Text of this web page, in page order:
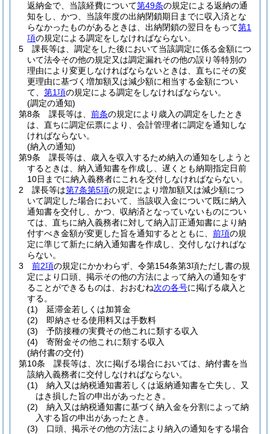
返納金で、当該経費について第49条の規定による返納の通
知をし、かつ、当該年度の出納閉鎖期日までに収入済とな
らなかったものがあるときは、出納閉鎖の翌日をもって第1
項の規定による調定をしなければならない。
5
課長等は、調定をした後において当該調定に係る金額につ
いて法令その他の規定又は調定漏れその他の誤り等特別の
理由により変更しなければならないときは、直ちにその変
更理由に基づく増加額又は減少額に相当する金額につい
て、 第1項の規定による調定をしなければならない。
(調定の通知)
第8条
課長等は、 前条の規定により歳入の調定をしたとき
は、直ちに調定伝票により、会計管理者に調定を通知しな
ければならない。
(納入の通知)
第9条
課長等は、歳入を収入するため納入の通知をしようと
するときは、納入通知書を作成し、遅くとも納期指定日前
10日までに納入義務者にこれを交付しなければならない。
2
課長等は第7条第5項の規定により増加額又は減少額につ
いて調定した場合において、当該収入金について既に納入
通知書を交付し、かつ、収納済となっていないものについ
ては、直ちに納入義務者に対して納入訂正通知書により納
付すべき金額が変更した旨を通知するとともに、 前項の規
定に準じて新たに納入通知書を作成し、交付しなければな
らない。
3
前2項の規定にかかわらず、令第154条第3項ただし書の規
定により口頭、掲示その他の方法によって納入の通知をす
ることができるものは、おおむね次の各号に掲げる歳入と
する。
(1)
延滞金若しくは加算金
(2)
即納させる使用料又は手数料
(3)
予防接種の実費その他これに類する収入
(4)
寄附金その他これに類する収入
(納付書の交付)
第10条
課長等は、次に掲げる場合においては、納付書を当
該納入義務者に交付しなければならない。
(1)
納入又は納税通知書若しくは返納通知書を亡失し、又
はき損した旨の申出があったとき。
(2)
納入又は納税通知書に基づく納入金を分割によって納
入する旨の申出があったとき。
(3)
口頭、掲示その他の方法により納入の通知をする場合